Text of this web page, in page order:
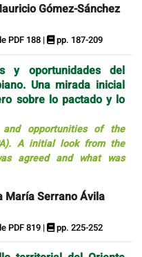
Gómez-Sánchez
PDF 188 | pp. 187-209
y oportunidades del
Una mirada inicial
sobre lo pactado y lo
opportunities of the
A initial look from the
agreed and what was
María Serrano Ávila
PDF 819 | pp. 225-252